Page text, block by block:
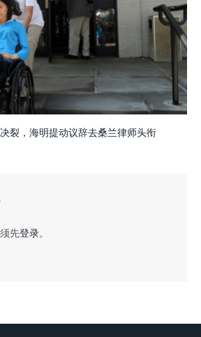
裂，海明提动议辞去桑兰律师头衔
先登录。